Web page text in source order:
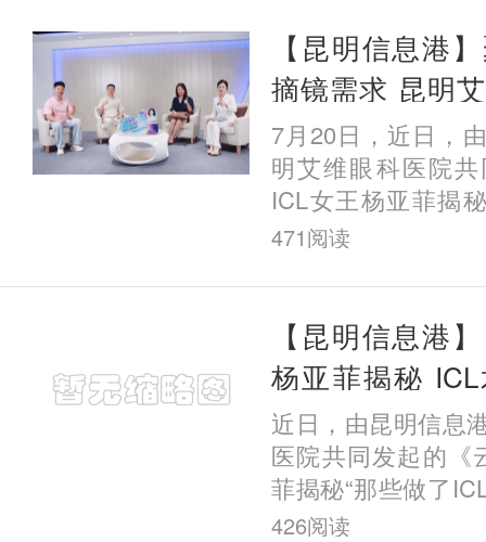
【昆明信息港
摘镜需求 昆明
与脱口秀演员揭
真实体验
7月20日，近日，
明艾维眼科医院
ICL女王杨亚菲揭
人后来都怎么样了”
光矫正
471阅读
【昆明信息港
杨亚菲揭秘
年、五年的他
了？
近日，由昆明信息
医院共同发起的《
菲揭秘“那些做了
样了”》系列主题科
426阅读